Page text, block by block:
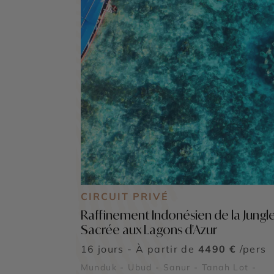
CIRCUIT PRIVÉ
Raffinement Indonésien de la
Sacrée aux Lagons d'Azur
16 jours - À partir de 4490 € /pers
Munduk - Ubud - Sanur - Tanah Lot -